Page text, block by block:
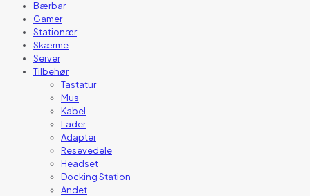
Bærbar
Gamer
Stationær
Skærme
Server
Tilbehør
Tastatur
Mus
Kabel
Lader
Adapter
Resevedele
Headset
Docking Station
Andet